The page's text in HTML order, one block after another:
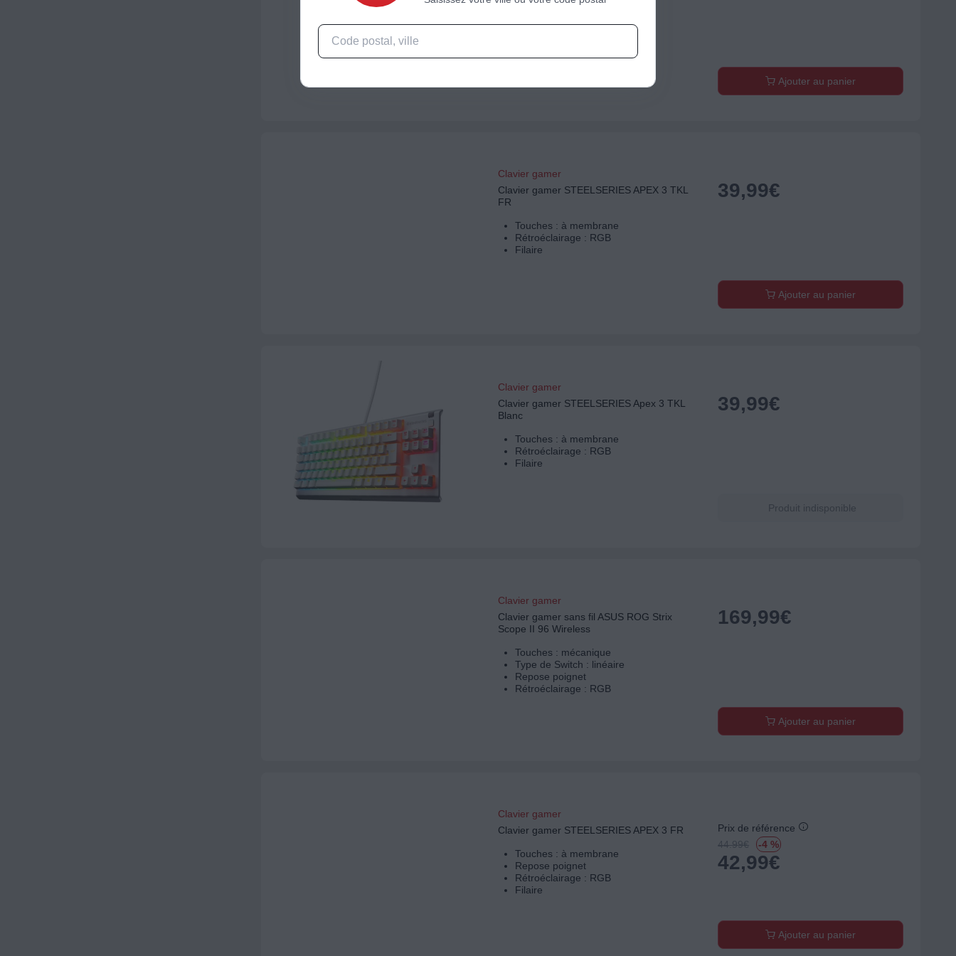
Ajouter au panier
Clavier gamer
Clavier gamer STEELSERIES APEX 3 TKL
FR
Touches : à membrane
Rétroéclairage : RGB
Filaire
39,99€
Ajouter au panier
Clavier gamer
Clavier gamer STEELSERIES Apex 3 TKL
Blanc
Touches : à membrane
Rétroéclairage : RGB
Filaire
39,99€
Produit indisponible
Clavier gamer
Clavier gamer sans fil ASUS ROG Strix
Scope II 96 Wireless
Touches : mécanique
Type de Switch : linéaire
Repose poignet
Rétroéclairage : RGB
169,99€
Ajouter au panier
Clavier gamer
Clavier gamer STEELSERIES APEX 3 FR
Touches : à membrane
Repose poignet
Rétroéclairage : RGB
Filaire
Prix de référence
44.99€ -4 %
42,99€
Ajouter au panier